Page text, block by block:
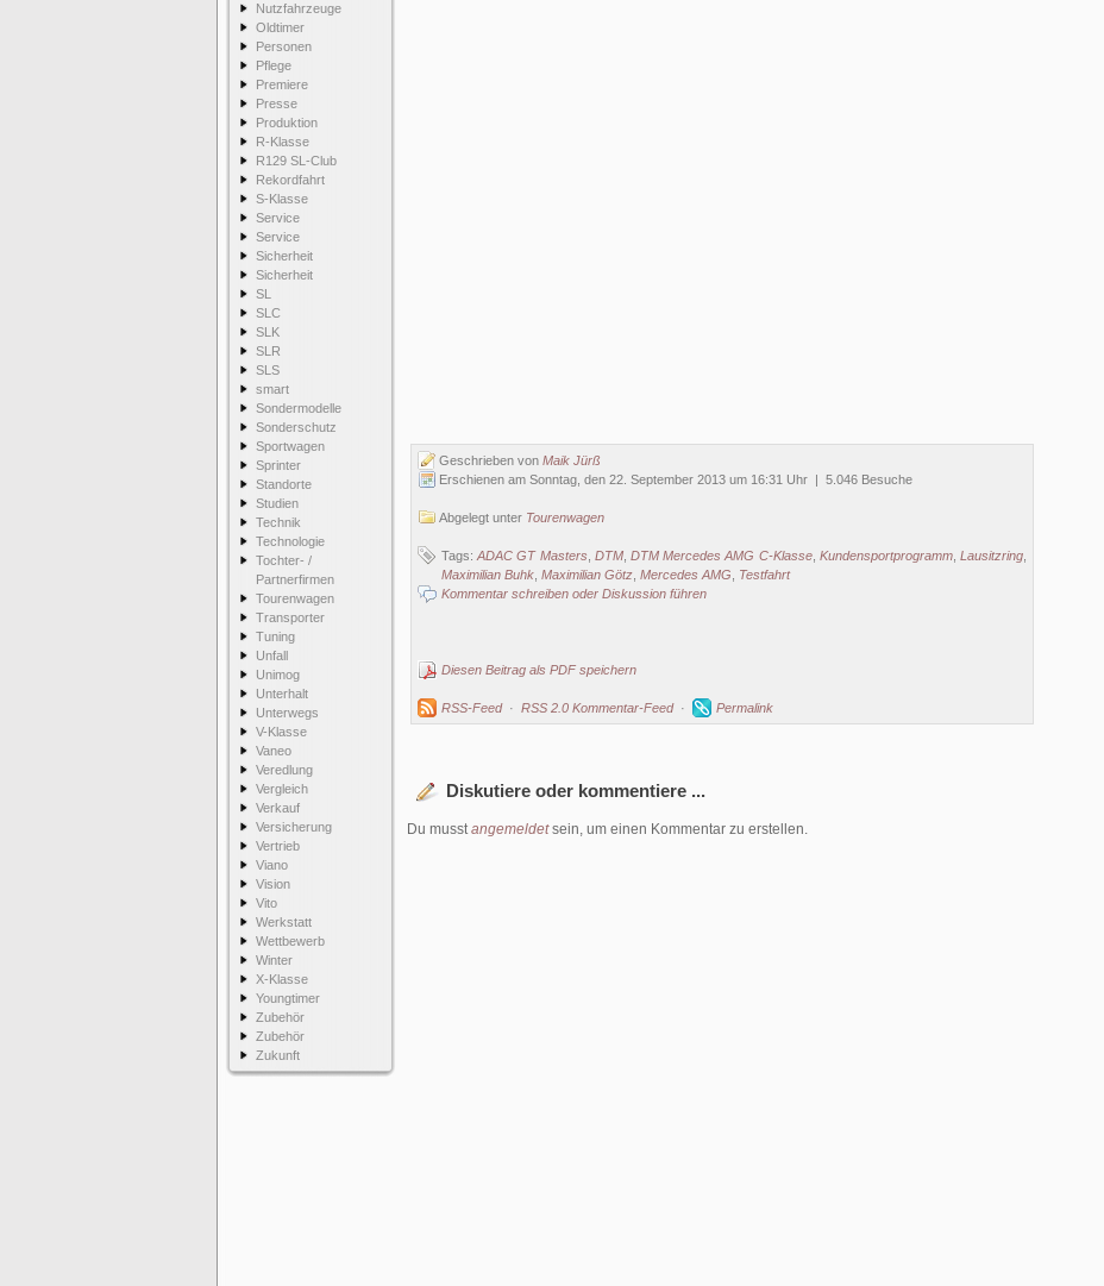
Nutzfahrzeuge
Oldtimer
Personen
Pflege
Premiere
Presse
Produktion
R-Klasse
R129 SL-Club
Rekordfahrt
S-Klasse
Service
Service
Sicherheit
Sicherheit
SL
SLC
SLK
SLR
SLS
smart
Sondermodelle
Sonderschutz
Sportwagen
Sprinter
Standorte
Studien
Technik
Technologie
Tochter- /
Partnerfirmen
Tourenwagen
Transporter
Tuning
Unfall
Unimog
Unterhalt
Unterwegs
V-Klasse
Vaneo
Veredlung
Vergleich
Verkauf
Versicherung
Vertrieb
Viano
Vision
Vito
Werkstatt
Wettbewerb
Winter
X-Klasse
Youngtimer
Zubehör
Zubehör
Zukunft
Geschrieben von Maik Jürß
Erschienen am Sonntag, den 22. September 2013 um 16:31 Uhr | 5.046 Besuche
Abgelegt unter Tourenwagen
Tags:ADAC GT Masters DTM,DTM Mercedes AMG C-Klasse, Kundensportprogramm,Lausitzring
Maximilian Buhk Maximilian Götz Mercedes AMG
Testfahrt
Kommentar schreiben oder Diskussion führen
Diesen Beitrag als PDF speichern
RSS-Feed· RSS 2.0 Kommentar-Feed· Permalink
Diskutiere oder kommentiere ...
Du musstangemeldetsein, um einen Kommentar zu erstellen.